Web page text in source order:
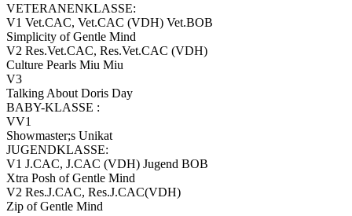
VETERANENKLASSE:
V1 Vet.CAC, Vet.CAC (VDH) Vet.BOB
Simplicity of Gentle Mind
V2 Res.Vet.CAC, Res.Vet.CAC (VDH)
Culture Pearls Miu Miu
V3
Talking About Doris Day
BABY-KLASSE :
VV1
Showmaster;s Unikat
JUGENDKLASSE:
V1 J.CAC, J.CAC (VDH) Jugend BOB
Xtra Posh of Gentle Mind
V2 Res.J.CAC, Res.J.CAC(VDH)
Zip of Gentle Mind